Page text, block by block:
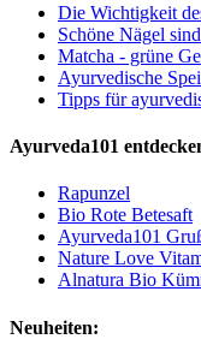
Die Wichtigkeit
Schöne Nägel
Matcha - grüne
Ayurvedische
Tipps für
Ayurveda101
Rapunzel
Bio Rote Betesaft
Ayurveda101
Nature Love
Alnatura Bio
Neuheiten: